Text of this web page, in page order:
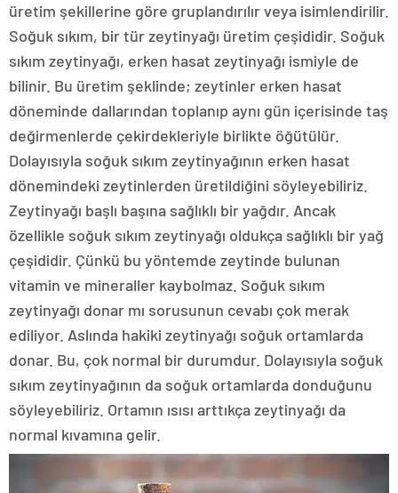
üretim şekillerine göre gruplandırılır veya isimlendirilir.
Soğuk sıkım, bir tür zeytinyağı üretim çeşididir. Soğuk
sıkım zeytinyağı, erken hasat zeytinyağı ismiyle de
bilinir. Bu üretim şeklinde; zeytinler erken hasat
döneminde dallarından toplanıp aynı gün içerisinde taş
değirmenlerde çekirdekleriyle birlikte öğütülür.
Dolayısıyla soğuk sıkım zeytinyağının erken hasat
dönemindeki zeytinlerden üretildiğini söyleyebiliriz.
Zeytinyağı başlı başına sağlıklı bir yağdır. Ancak
özellikle soğuk sıkım zeytinyağı oldukça sağlıklı bir yağ
çeşididir. Çünkü bu yöntemde zeytinde bulunan
vitamin ve mineraller kaybolmaz. Soğuk sıkım
zeytinyağı donar mı sorusunun cevabı çok merak
ediliyor. Aslında hakiki zeytinyağı soğuk ortamlarda
donar. Bu, çok normal bir durumdur. Dolayısıyla soğuk
sıkım zeytinyağının da soğuk ortamlarda donduğunu
söyleyebiliriz. Ortamın ısısı arttıkça zeytinyağı da
normal kıvamına gelir.